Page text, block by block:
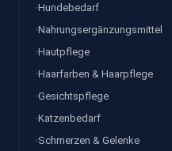
Hundebedarf
Nahrungsergänzungsmittel
Hautpflege
Haarfarben & Haarpflege
Gesichtspflege
Katzenbedarf
Schmerzen & Gelenke